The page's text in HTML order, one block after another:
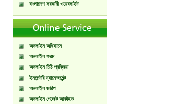
বাংলাদেশ সরকারী ওয়েবসাইট
অনলাইন অধিযাচন
অনলাইন ফরম
অনলাইন চিঠি প্রক্রিয়া
ইনভেন্টরি ম্যানেজমেন্ট
অনলাইন জরিপ
অনলাইন গেজেট আর্কাইভ